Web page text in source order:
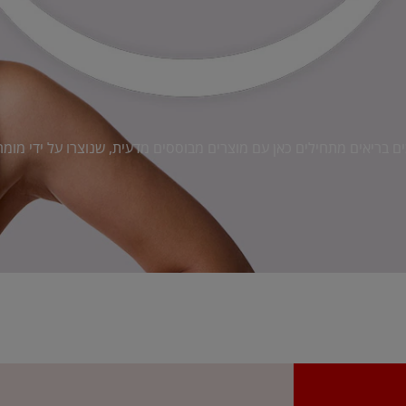
בריאים מתחילים כאן עם מוצרים מבוססים מדעית, שנוצרו על ידי